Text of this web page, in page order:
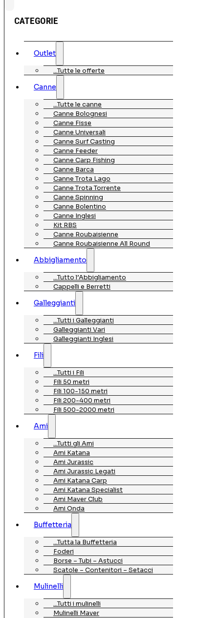
CATEGORIE
Outlet
…Tutte le offerte
Canne
…Tutte le canne
Canne Bolognesi
Canne Fisse
Canne Universali
Canne Surf Casting
Canne Feeder
Canne Carp Fishing
Canne Barca
Canne Trota Lago
Canne Trota Torrente
Canne Spinning
Canne Bolentino
Canne Inglesi
Kit RBS
Canne Roubaisienne
Canne Roubaisienne All Round
Abbigliamento
…Tutto l’Abbigliamento
Cappelli e Berretti
Galleggianti
…Tutti i Galleggianti
Galleggianti Vari
Galleggianti Inglesi
Fili
…Tutti i Fili
Fili 50 metri
Fili 100-150 metri
Fili 200-400 metri
Fili 500-2000 metri
Ami
…Tutti gli Ami
Ami Katana
Ami Jurassic
Ami Jurassic Legati
Ami Katana Carp
Ami Katana Specialist
Ami Maver Club
Ami Onda
Buffetteria
…Tutta la Buffetteria
Foderi
Borse – Tubi – Astucci
Scatole – Contenitori – Setacci
Mulinelli
…Tutti i mulinelli
Mulinelli Maver